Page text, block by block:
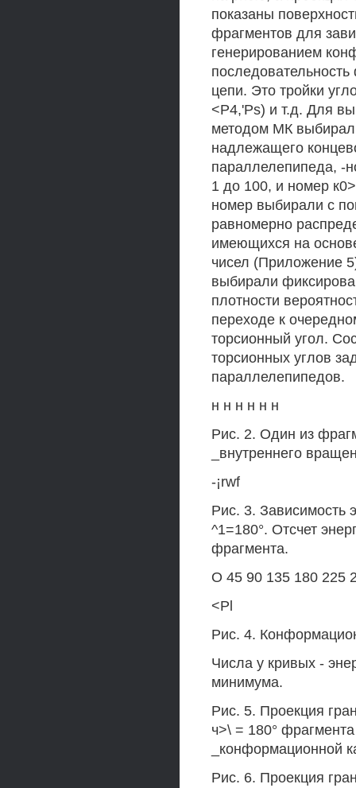
показаны
фрагментов для
генерированием
цепи. Это тройки
<P4,'Ps) и т.д. Для
методом МК
надлежащего
параллелепипеда, -
1 до 100, и номер
номер выбирали с
равномерно
имеющихся на
чисел (Приложение
выбирали
плотности
переходе к
торсионный угол.
торсионных углов
параллелепипедов.
н н н н н н
Рис. 2. Один из
_внутреннего
-¡rwf
Рис. 3. Зависимость
^1=180°. Отсчет
фрагмента.
О 45 90 135 180 225
<Pl
Рис. 4.
Числа у кривых -
минимума.
Рис. 5. Проекция
ч>\ = 180°
_конформационной
Рис. 6. Проекция